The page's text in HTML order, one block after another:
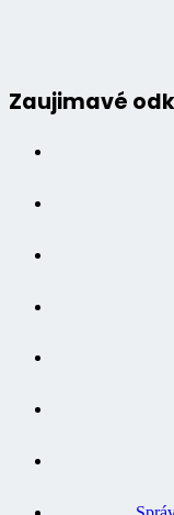
Zaujimavé